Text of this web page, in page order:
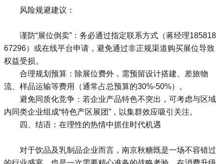
风险规避建议：
谨防“展位倒卖”：务必通过指定联系方式（蒋经理185818
67296）或在线平台申请，避免通过非正规渠道购买展位导致
权益受损。
合理规划预算：除展位费外，需预留设计搭建、差旅物
流、样品运输等费用（通常占总预算的30%-50%）。
避免同质化竞争：若企业产品特色不突出，可考虑与区域
内同类企业组成“特色产区展团”，以集群效应吸引关注。
四、结语：在理性的热情中抓住时代机遇
对于饮品及乳制品企业而言，南京秋糖既是一场不容错过